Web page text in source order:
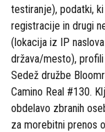
testiranje), podatki,
registracije in drugi
(lokacija iz IP
država/mesto), profili
Sedež družbe
Camino Real #130.
obdelavo zbranih
za morebitni prenos